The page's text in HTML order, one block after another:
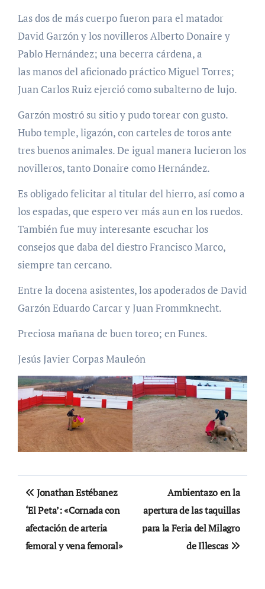
Las dos de más cuerpo fueron para el matador
David Garzón y los novilleros Alberto Donaire y
Pablo Hernández; una becerra cárdena, a
las manos del aficionado práctico Miguel Torres;
Juan Carlos Ruiz ejerció como subalterno de lujo.
Garzón mostró su sitio y pudo torear con gusto.
Hubo temple, ligazón, con carteles de toros ante
tres buenos animales. De igual manera lucieron los
novilleros, tanto Donaire como Hernández.
Es obligado felicitar al titular del hierro, así como a
los espadas, que espero ver más aun en los ruedos.
También fue muy interesante escuchar los
consejos que daba del diestro Francisco Marco,
siempre tan cercano.
Entre la docena asistentes, los apoderados de David
Garzón Eduardo Carcar y Juan Frommknecht.
Preciosa mañana de buen toreo; en Funes.
Jesús Javier Corpas Mauleón
Navegación
de
entradas
Jonathan Estébanez
‘El Peta’: «Cornada con
afectación de arteria
femoral y vena femoral»
Ambientazo en la
apertura de las taquillas
para la Feria del Milagro
de Illescas